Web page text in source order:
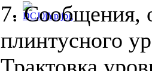
7. Сообщения,
плинтусного